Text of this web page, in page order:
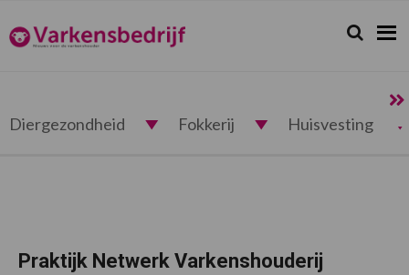
de
hoofdnavigatie
de
hoofd
de
eerste
de
voettekst
Varkensbedrijf.nl Zoeken...
Zoek
Diergezondheid Fokkerij Huisvesting
Praktijk Netwerk Varkenshouderij